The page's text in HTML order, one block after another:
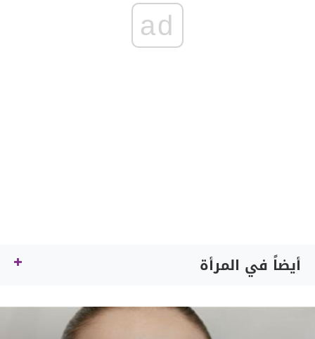
ad
أيضاً في المرأة